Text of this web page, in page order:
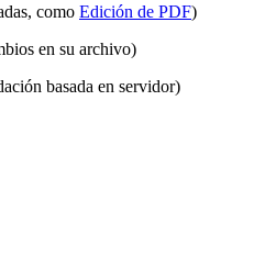
como Edición de PDF)
en su archivo)
basada en servidor)